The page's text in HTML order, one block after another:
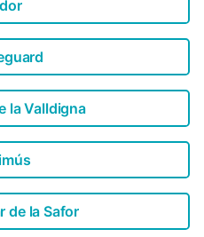
la Valldigna
de la Safor